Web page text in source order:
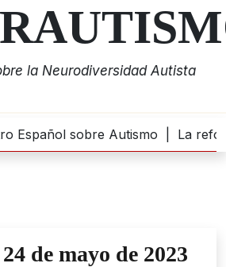
la Neurodiversidad Autista
Español sobre Autismo | La
de mayo de 2023